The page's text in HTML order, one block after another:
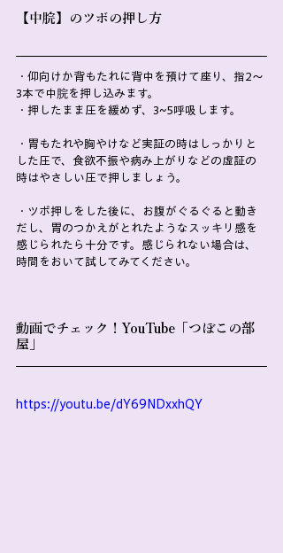
【中脘】のツボの押し方
・仰向けか背もたれに背中を預けて座り、指2～
3本で中脘を押し込みます。
・押したまま圧を緩めず、3~5呼吸します。
・胃もたれや胸やけなど実証の時はしっかりと
した圧で、食欲不振や病み上がりなどの虚証の
時はやさしい圧で押しましょう。
・ツボ押しをした後に、お腹がぐるぐると動き
だし、胃のつかえがとれたようなスッキリ感を
感じられたら十分です。感じられない場合は、
時間をおいて試してみてください。
動画でチェック！YouTube「つぼこの部
屋」
https://youtu.be/dY69NDxxhQY